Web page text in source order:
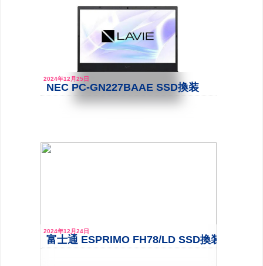
NEC PC-GN227BAAE SSD換装
2024年12月25日
富士通 ESPRIMO FH78/LD SSD換装
2024年12月24日